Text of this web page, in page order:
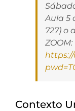
Aula 5
727) o
ZOOM:
Contexto